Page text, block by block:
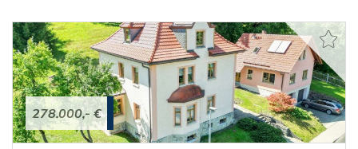
278.000,- €